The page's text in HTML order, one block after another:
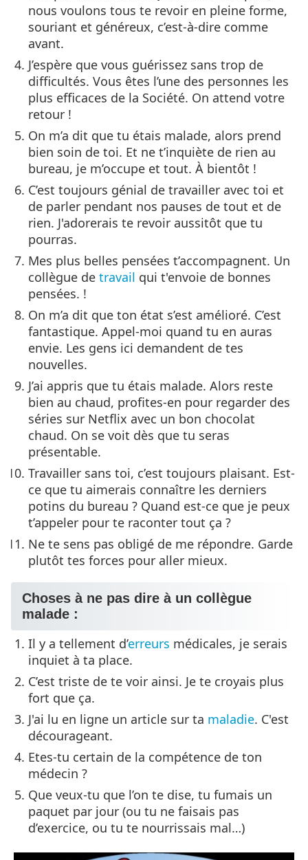
nous voulons tous te revoir en pleine forme,
souriant et généreux, c’est-à-dire comme
avant.
J’espère que vous guérissez sans trop de
difficultés. Vous êtes l’une des personnes les
plus efficaces de la Société. On attend votre
retour !
On m’a dit que tu étais malade, alors prend
bien soin de toi. Et ne t’inquiète de rien au
bureau, je m’occupe et tout. À bientôt !
C’est toujours génial de travailler avec toi et
de parler pendant nos pauses de tout et de
rien. J'adorerais te revoir aussitôt que tu
pourras.
Mes plus belles pensées t’accompagnent. Un
collègue de travail qui t'envoie de bonnes
pensées. !
On m’a dit que ton état s’est amélioré. C’est
fantastique. Appel-moi quand tu en auras
envie. Les gens ici demandent de tes
nouvelles.
J’ai appris que tu étais malade. Alors reste
bien au chaud, profites-en pour regarder des
séries sur Netflix avec un bon chocolat
chaud. On se voit dès que tu seras
présentable.
Travailler sans toi, c’est toujours plaisant. Est-
ce que tu aimerais connaître les derniers
potins du bureau ? Quand est-ce que je peux
t’appeler pour te raconter tout ça ?
Ne te sens pas obligé de me répondre. Garde
plutôt tes forces pour aller mieux.
Choses à ne pas dire à un collègue
malade :
Il y a tellement d’erreurs médicales, je serais
inquiet à ta place.
C’est triste de te voir ainsi. Je te croyais plus
fort que ça.
J'ai lu en ligne un article sur ta maladie. C'est
décourageant.
Etes-tu certain de la compétence de ton
médecin ?
Que veux-tu que l’on te dise, tu fumais un
paquet par jour (ou tu ne faisais pas
d’exercice, ou tu te nourrissais mal…)